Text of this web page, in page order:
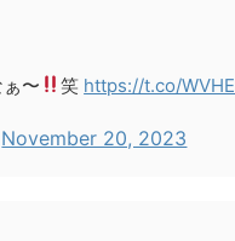
〜
笑 https://t.co/
November 20, 2023